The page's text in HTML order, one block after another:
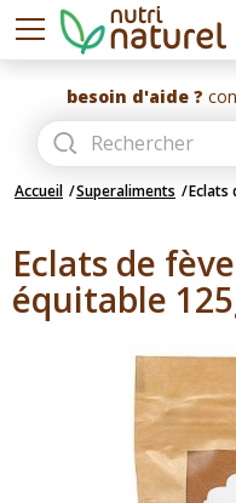
besoin d'aide ?
Accueil Superaliments Eclats
Eclats de
équitable